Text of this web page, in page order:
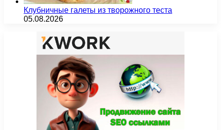
Клубничные галеты из творожного теста
05.08.2026